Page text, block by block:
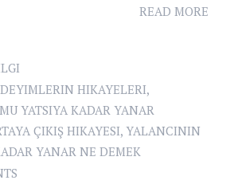
READ MORE
HIKAYELERI,
YATSIYA KADAR YANAR
ÇIKIŞ HIKAYESI, YALANCININ
YANAR NE DEMEK